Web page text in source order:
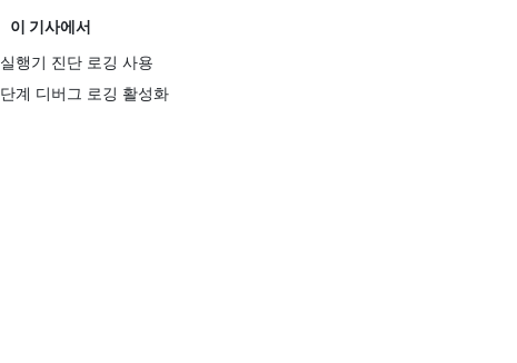
이 기사에서
실행기 진단 로깅 사용
단계 디버그 로깅 활성화